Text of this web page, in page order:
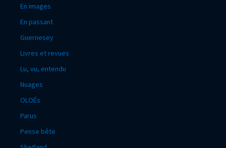
En images
En passant
Guernesey
Livres et revues
Lu, vu, entendu
Nuages
OLOÉs
Parus
Pense bête